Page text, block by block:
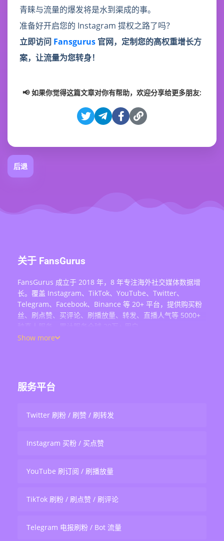
青睐与流量的爆发将是水到渠成的事。
准备好开启您的 Instagram 提权之路了吗？
立即访问 Fansgurus 官网，定制您的高权重增长方
案，让流量为您转身！
📢 如果你觉得这篇文章对你有帮助，欢迎分享给更多朋友:
后退
关于 FansGurus
FansGurus 成立于 2018 年，8 年专注海外社交媒体数据增
长。覆盖 Instagram、TikTok、YouTube、Twitter、
Telegram、Facebook、Binance 等 20+ 平台，提供购买粉
丝、刷点赞、买评论、刷播放量、转发、直播人气等 5000+
种真人服务，累计服务全球 20万+ 用户。
Show more
服务平台
Twitter 刷粉 / 刷赞 / 刷转发
Instagram 买粉 / 买点赞
YouTube 刷订阅 / 刷播放量
TikTok 刷粉 / 刷点赞 / 刷评论
Telegram 电报刷粉 / Bot 流量